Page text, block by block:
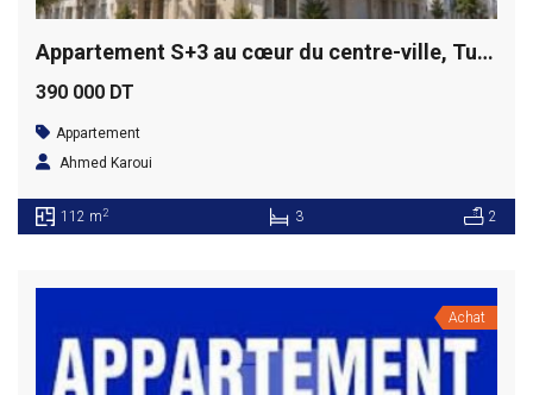
Appartement S+3 au cœur du centre-ville, Tunis
390 000 DT
Appartement
Ahmed Karoui
112 m2 3 2
Achat